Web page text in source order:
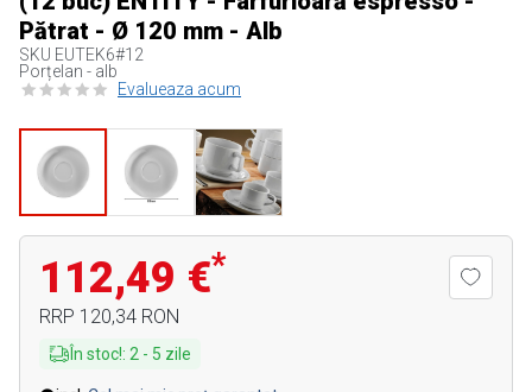
Pătrat - Ø 120 mm - Alb
SKU EUTEK6#12
Porțelan - alb
Evalueaza acum
112,49 €*
RRP 120,34 RON
În stoc!: 2 - 5 zile